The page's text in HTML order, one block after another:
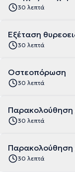
30 λεπτά
Εξέταση
30 λεπτά
Οστεοπόρωση
30 λεπτά
Παρακολούθηση
30 λεπτά
Παρακολούθηση
30 λεπτά